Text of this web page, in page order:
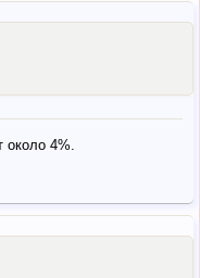
около 4%.